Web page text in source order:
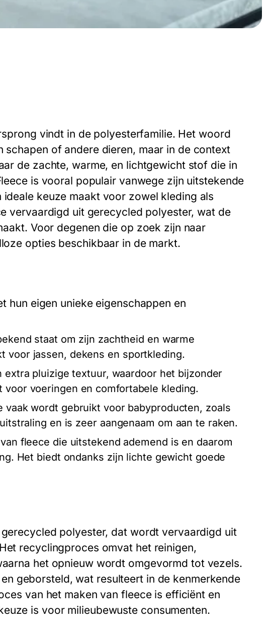
vindt in de polyesterfamilie. Het woord
of andere dieren, maar in de context
de zachte, warme, en lichtgewicht stof die in
is vooral populair vanwege zijn uitstekende
keuze maakt voor zowel kleding als
vervaardigd uit gerecycled polyester, wat de
Voor degenen die op zoek zijn naar
opties beschikbaar in de markt.
hun eigen unieke eigenschappen en
staat om zijn zachtheid en warme
voor jassen, dekens en sportkleding.
extra pluizige textuur, waardoor het bijzonder
voeringen en comfortabele kleding.
vaak wordt gebruikt voor babyproducten, zoals
en is zeer aangenaam om aan te raken.
fleece die uitstekend ademend is en daarom
Het biedt ondanks zijn lichte gewicht goede
polyester, dat wordt vervaardigd uit
recyclingproces omvat het reinigen,
het opnieuw wordt omgevormd tot vezels.
geborsteld, wat resulteert in de kenmerkende
van het maken van fleece is efficiënt en
is voor milieubewuste consumenten.